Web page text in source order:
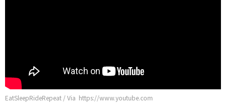
EatSleepRideRepeat / Via https://www.youtube.com